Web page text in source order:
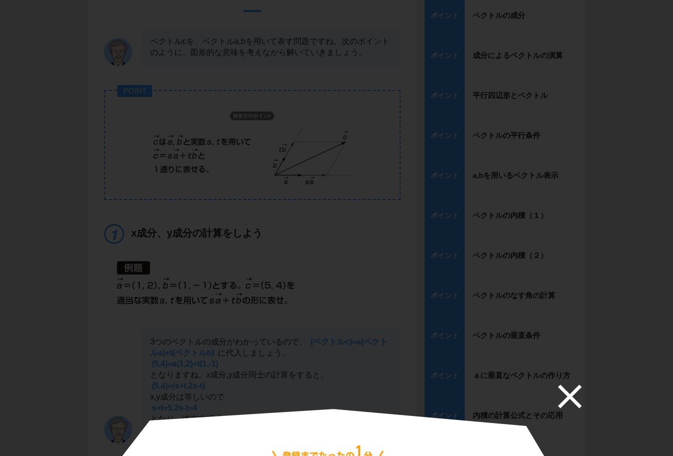
ベクトルcを、ベクトルa,bを用いて表す問題ですね。次のポイント
のように、図形的な意味を考えながら解いていきましょう。
POINT
x成分、y成分の計算をしよう
3つのベクトルの成分がわかっているので、
(ベクトルc)=s(ベクト
ルa)+t(ベクトルb) に代入しましょう。
(5,4)=s(1,2)+t(1,-1)
となりますね。x成分,y成分同士の計算をすると、
(5,4)=(s+t,2s-t)
x,y成分は等しいので
s+t=5,2s-t=4
となり、連立方程式が出てきました。これを解くと、s=3,t=2となり
ポイント ベクトルの成分
ポイント 成分によるベクトルの演算
ポイント 平行四辺形とベクトル
ポイント ベクトルの平行条件
ポイント a,bを用いるベクトル表示
ポイント ベクトルの内積（１）
ポイント ベクトルの内積（２）
ポイント ベクトルのなす角の計算
ポイント ベクトルの垂直条件
ポイント ａに垂直なベクトルの作り方
ポイント 内積の計算公式とその応用